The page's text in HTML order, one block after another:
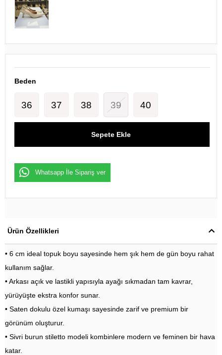
Beden
36 37 38 39 40
Whatsapp İle Sipariş ver
Ürün Özellikleri
• 6 cm ideal topuk boyu sayesinde hem şık hem de gün boyu rahat
kullanım sağlar.
• Arkası açık ve lastikli yapısıyla ayağı sıkmadan tam kavrar,
yürüyüşte ekstra konfor sunar.
• Saten dokulu özel kumaşı sayesinde zarif ve premium bir
görünüm oluşturur.
• Sivri burun stiletto modeli kombinlere modern ve feminen bir hava
katar.